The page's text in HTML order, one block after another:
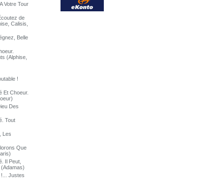
Votre Tour
de
Calisis,
Belle
(Alphise,
!
Et Choeur.
Des
Tout
Les
Que
Il Peut,
!... Justes